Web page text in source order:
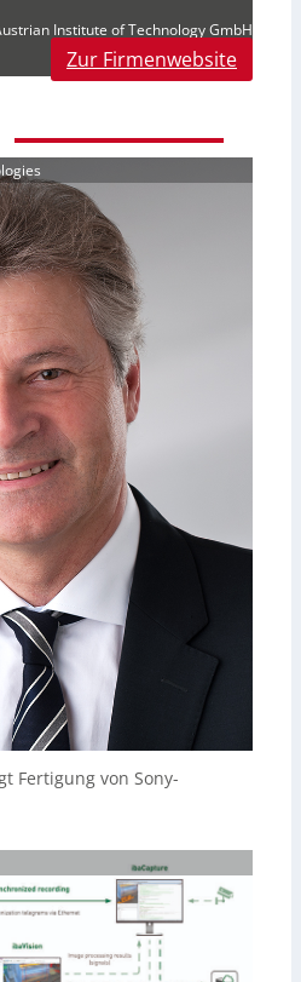
Institute of Technology GmbH
Zur Firmenwebsite
Fertigung von Sony-